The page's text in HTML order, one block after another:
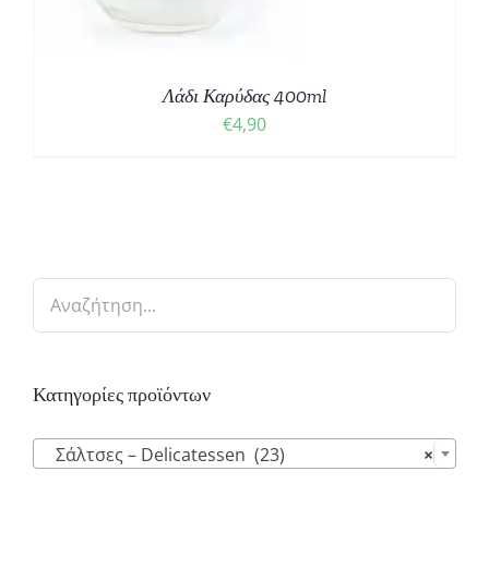
Λάδι Καρύδας 400ml
€4,90
Κατηγορίες προϊόντων
×
Σάλτσες – Delicatessen (23)